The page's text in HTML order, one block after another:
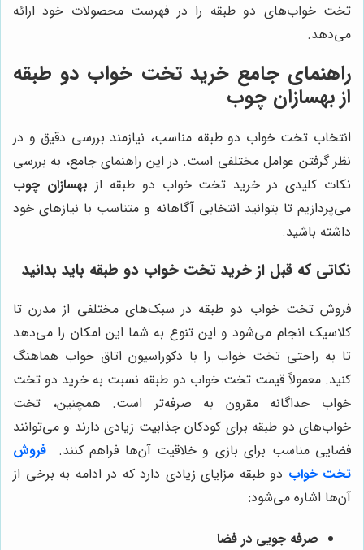
تخت خواب‌های دو طبقه را در فهرست محصولات خود ارائه
می‌دهد.
راهنمای جامع خرید تخت خواب دو طبقه
ازبهسازان چوب
انتخاب تخت خواب دو طبقه مناسب، نیازمند بررسی دقیق و در
نظر گرفتن عوامل مختلفی است. در این راهنمای جامع، به بررسی
نکات کلیدی در خرید تخت خواب دو طبقه از بهسازان چوب
می‌پردازیم تا بتوانید انتخابی آگاهانه و متناسب با نیازهای خود
داشته باشید.
نکاتی که قبل از خرید تخت خواب دو طبقه باید بدانید
فروش تخت خواب دو طبقه در سبک‌های مختلفی از مدرن تا
کلاسیک انجام می‌شود و این تنوع به شما این امکان را می‌دهد
تا به راحتی تخت خواب را با دکوراسیون اتاق خواب هماهنگ
کنید. معمولاً قیمت تخت خواب دو طبقه نسبت به خرید دو تخت
خواب جداگانه مقرون به صرفه‌تر است. همچنین، تخت
خواب‌های دو طبقه برای کودکان جذابیت زیادی دارند و می‌توانند
فضایی مناسب برای بازی و خلاقیت آن‌ها فراهم کنند.
فروش
تخت خواب دو طبقه مزایای زیادی دارد که در ادامه به برخی از
آن‌ها اشاره می‌شود:
صرفه جویی در فضا